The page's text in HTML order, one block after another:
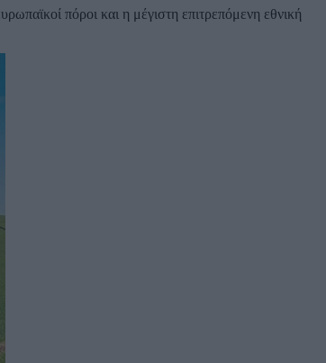
πόροι και η μέγιστη επιτρεπόμενη εθνική